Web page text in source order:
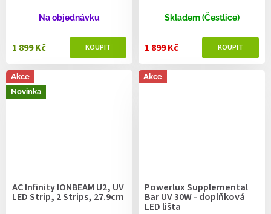
Na objednávku
1 899 Kč
Skladem (Čestlice)
1 899 Kč
Akce
Novinka
AC Infinity IONBEAM U2, UV
LED Strip, 2 Strips, 27.9cm
Akce
Powerlux Supplemental
Bar UV 30W - doplňková
LED lišta